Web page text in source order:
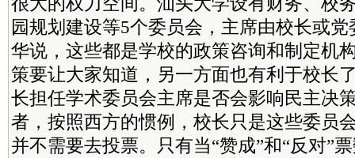
园规划建设等5个委员会，主席由校长或
华说，这些都是学校的政策咨询和制定机
策要让大家知道，另一方面也有利于校长
长担任学术委员会主席是否会影响民主决
者，按照西方的惯例，校长只是这些委员
并不需要去投票。只有当“赞成”和“反对”